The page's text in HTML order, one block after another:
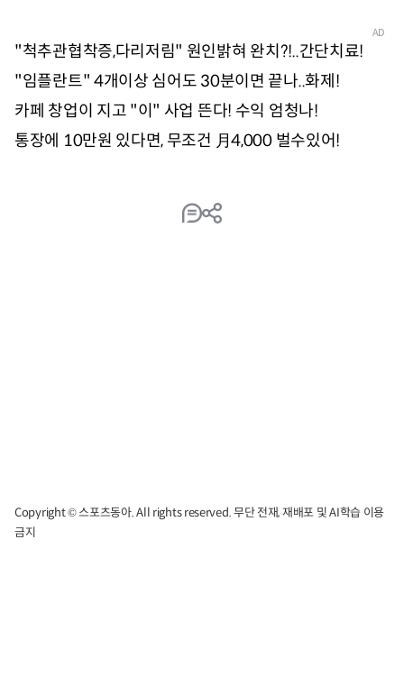
Copyright © 스포츠동아. All rights reserved. 무단 전재, 재배포 및 AI학습 이용
금지